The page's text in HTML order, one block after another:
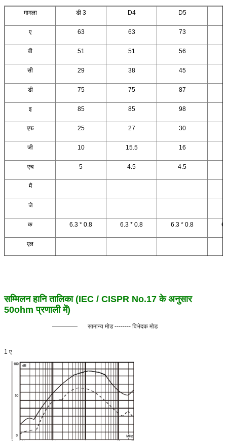
मामला डी 3 D4 D5
ए 63 63 73
बी 51 51 56
सी 29 38 45
डी 75 75 87
इ 85 85 98
एफ 25 27 30
जी 10 15.5 16
एच 5 4.5 4.5
मैं
जे
क 6.3 * 0.8 6.3 * 0.8 6.3 * 0.8
एल
सम्मिलन हानि तालिका (IEC / CISPR No.17 के अनुसार
50ohm प्रणाली में)
सामान्य मोड -------- विभेदक मोड
1 ए